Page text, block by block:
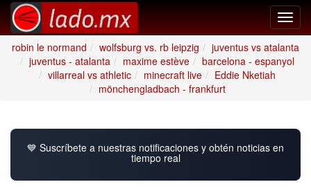
robin le normand
wolfsburg vs. rb leipzig
juventus vs atalanta
juventus - atalanta
maxime estève
barcelona - espanyol
villarreal vs athletic
minecraft live
Eddie Nketiah
mönchengladbach - frankfurt
💙 Suscríbete a nuestras notificaciones y obtén noticias en
tiempo real